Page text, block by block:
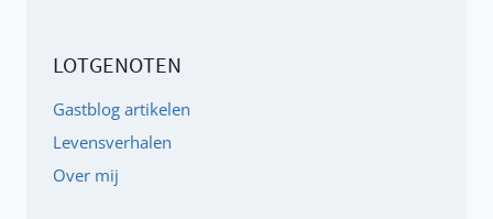
LOTGENOTEN
Gastblog artikelen
Levensverhalen
Over mij